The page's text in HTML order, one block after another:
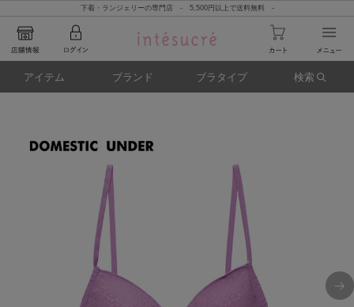
下着・ランジェリーの専門店 - 5,500円以上で送料無料 -
アイテム ブランド ブラタイプ 検索